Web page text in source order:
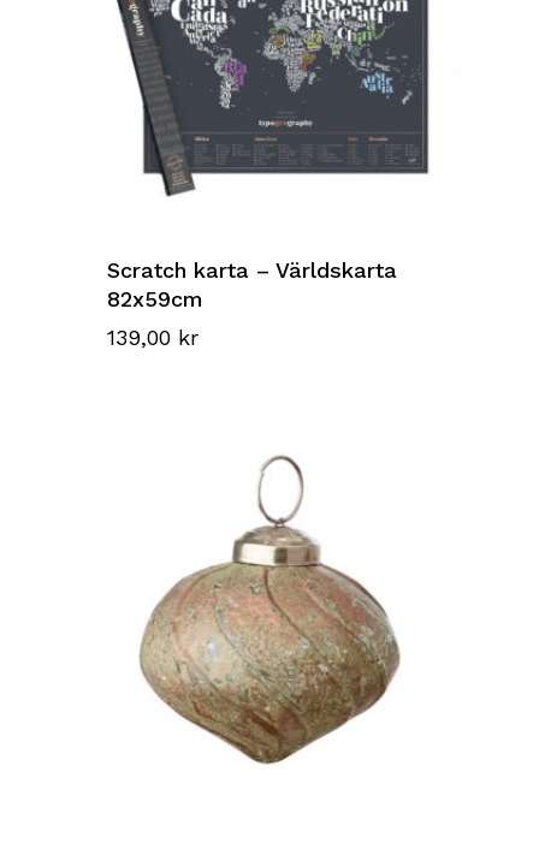
Scratch karta – Världskarta
82x59cm
139,00 kr